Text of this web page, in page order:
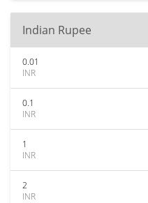
Indian Rupee
0.01
INR
0.1
INR
1
INR
2
INR